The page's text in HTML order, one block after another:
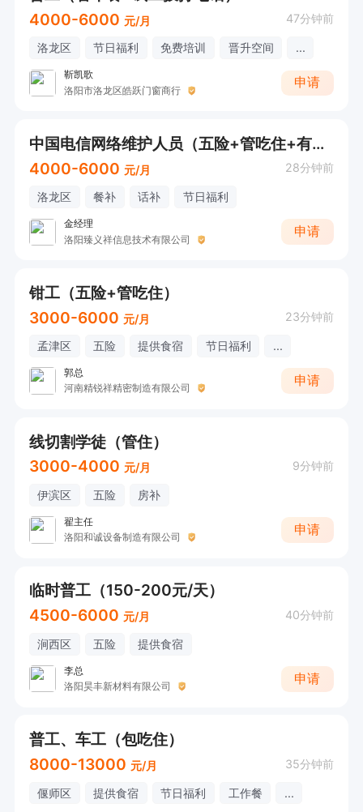
4000-6000 元/月 47分钟前
洛龙区 节日福利 免费培训 晋升空间 ...
靳凯歌
洛阳市洛龙区皓跃门窗商行
申请
中国电信网络维护人员（五险+管吃住+有无经验均可）
4000-6000 元/月 28分钟前
洛龙区 餐补 话补 节日福利
金经理
洛阳臻义祥信息技术有限公司
申请
钳工（五险+管吃住）
3000-6000 元/月 23分钟前
孟津区 五险 提供食宿 节日福利 ...
郭总
河南精锐祥精密制造有限公司
申请
线切割学徒（管住）
3000-4000 元/月 9分钟前
伊滨区 五险 房补
翟主任
洛阳和诚设备制造有限公司
申请
临时普工（150-200元/天）
4500-6000 元/月 40分钟前
涧西区 五险 提供食宿
李总
洛阳昊丰新材料有限公司
申请
普工、车工（包吃住）
8000-13000 元/月 35分钟前
偃师区 提供食宿 节日福利 工作餐 ...